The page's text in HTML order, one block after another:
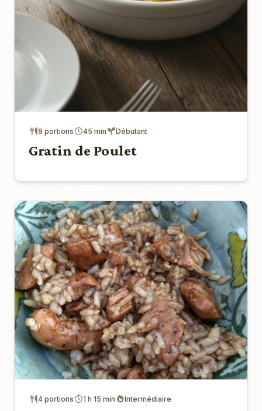
8 portions 45 min Débutant
Gratin de Poulet
4 portions 1 h 15 min Intermédiaire